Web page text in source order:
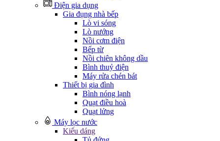
Điện gia dụng
Gia đụng nhà bếp
Lò vi sóng
Lò nướng
Nồi cơm điện
Bếp từ
Nồi chiên không dầu
Bình thuỷ điện
Máy rửa chén bát
Thiết bị gia đình
Bình nóng lạnh
Quạt điều hoà
Quạt lửng
Máy lọc nước
Kiểu dáng